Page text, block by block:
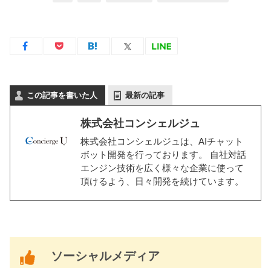
この記事を書いた人 最新の記事
株式会社コンシェルジュ
株式会社コンシェルジュは、AIチャット
ボット開発を行っております。 自社対話
エンジン技術を広く様々な企業に使って
頂けるよう、日々開発を続けています。
ソーシャルメディア